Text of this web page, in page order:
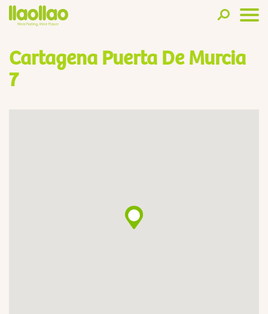
Cartagena Puerta De Murcia
7